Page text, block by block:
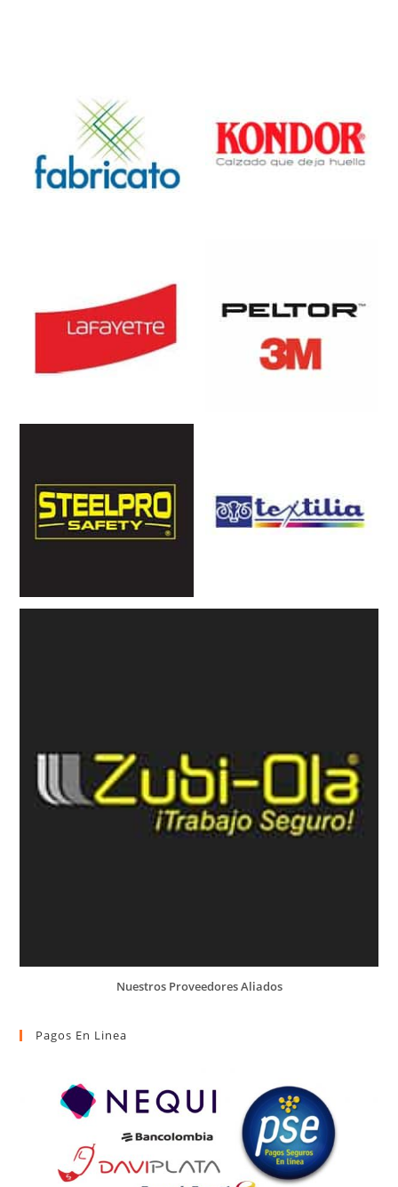
Nuestros Proveedores Aliados
Pagos En Linea